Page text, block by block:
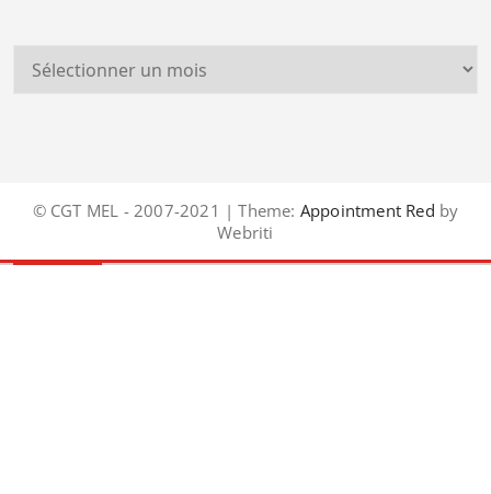
© CGT MEL - 2007-2021 | Theme: Appointment Red by
Webriti